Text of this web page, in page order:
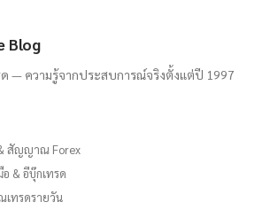
Blog
รด — ความรู้จากประสบการณ์จริงตั้งแต่ปี 1997
สัญญาณ Forex
& อีบุ๊กเทรด
ทรดรายวัน